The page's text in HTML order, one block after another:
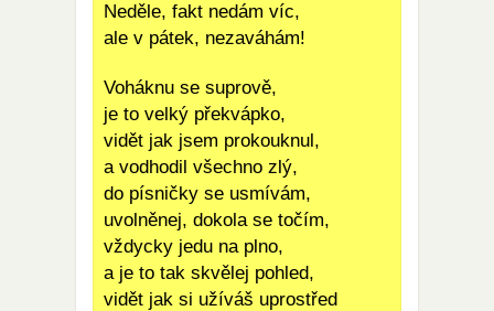
Neděle, fakt nedám víc,
ale v pátek, nezaváhám!
Voháknu se suprově,
je to velký překvápko,
vidět jak jsem prokouknul,
a vodhodil všechno zlý,
do písničky se usmívám,
uvolněnej, dokola se točím,
vždycky jedu na plno,
a je to tak skvělej pohled,
vidět jak si užíváš uprostřed